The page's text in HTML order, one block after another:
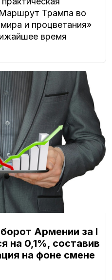
Трампа во
и процветания»
время
Армении за I
на 0,1%, составив
на фоне смене